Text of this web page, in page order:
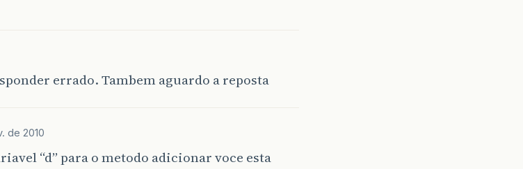
errado. Tambem aguardo a reposta
de 2010
“d” para o metodo adicionar voce esta